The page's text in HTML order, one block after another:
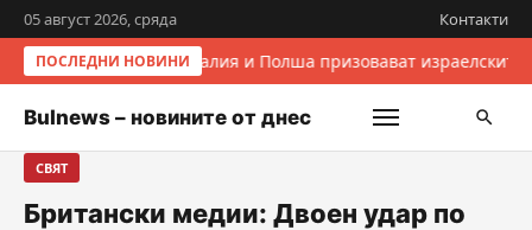
05 август 2026, сряда Контакти
ПОСЛЕДНИ НОВИНИИталия и Полша призовават
Bulnews – новините от днес
СВЯТ
Британски медии: Двоен удар по